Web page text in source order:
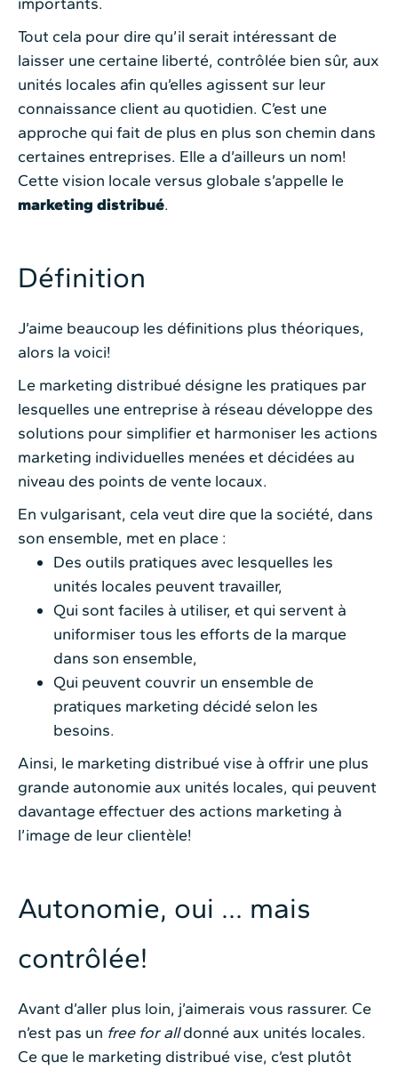
Tout cela pour dire qu’il serait intéressant de
laisser une certaine liberté, contrôlée bien sûr, aux
unités locales afin qu’elles agissent sur leur
connaissance client au quotidien. C’est une
approche qui fait de plus en plus son chemin dans
certaines entreprises. Elle a d’ailleurs un nom!
Cette vision locale versus globale s’appelle le
marketing distribué.
Définition
J’aime beaucoup les définitions plus théoriques,
alors la voici!
Le marketing distribué désigne les pratiques par
lesquelles une entreprise à réseau développe des
solutions pour simplifier et harmoniser les actions
marketing individuelles menées et décidées au
niveau des points de vente locaux.
En vulgarisant, cela veut dire que la société, dans
son ensemble, met en place :
Des outils pratiques avec lesquelles les
unités locales peuvent travailler,
Qui sont faciles à utiliser, et qui servent à
uniformiser tous les efforts de la marque
dans son ensemble,
Qui peuvent couvrir un ensemble de
pratiques marketing décidé selon les
besoins.
Ainsi, le marketing distribué vise à offrir une plus
grande autonomie aux unités locales, qui peuvent
davantage effectuer des actions marketing à
l’image de leur clientèle!
Autonomie, oui … mais
contrôlée!
Avant d’aller plus loin, j’aimerais vous rassurer. Ce
n’est pas un free for alldonné aux unités locales.
Ce que le marketing distribué vise, c’est plutôt